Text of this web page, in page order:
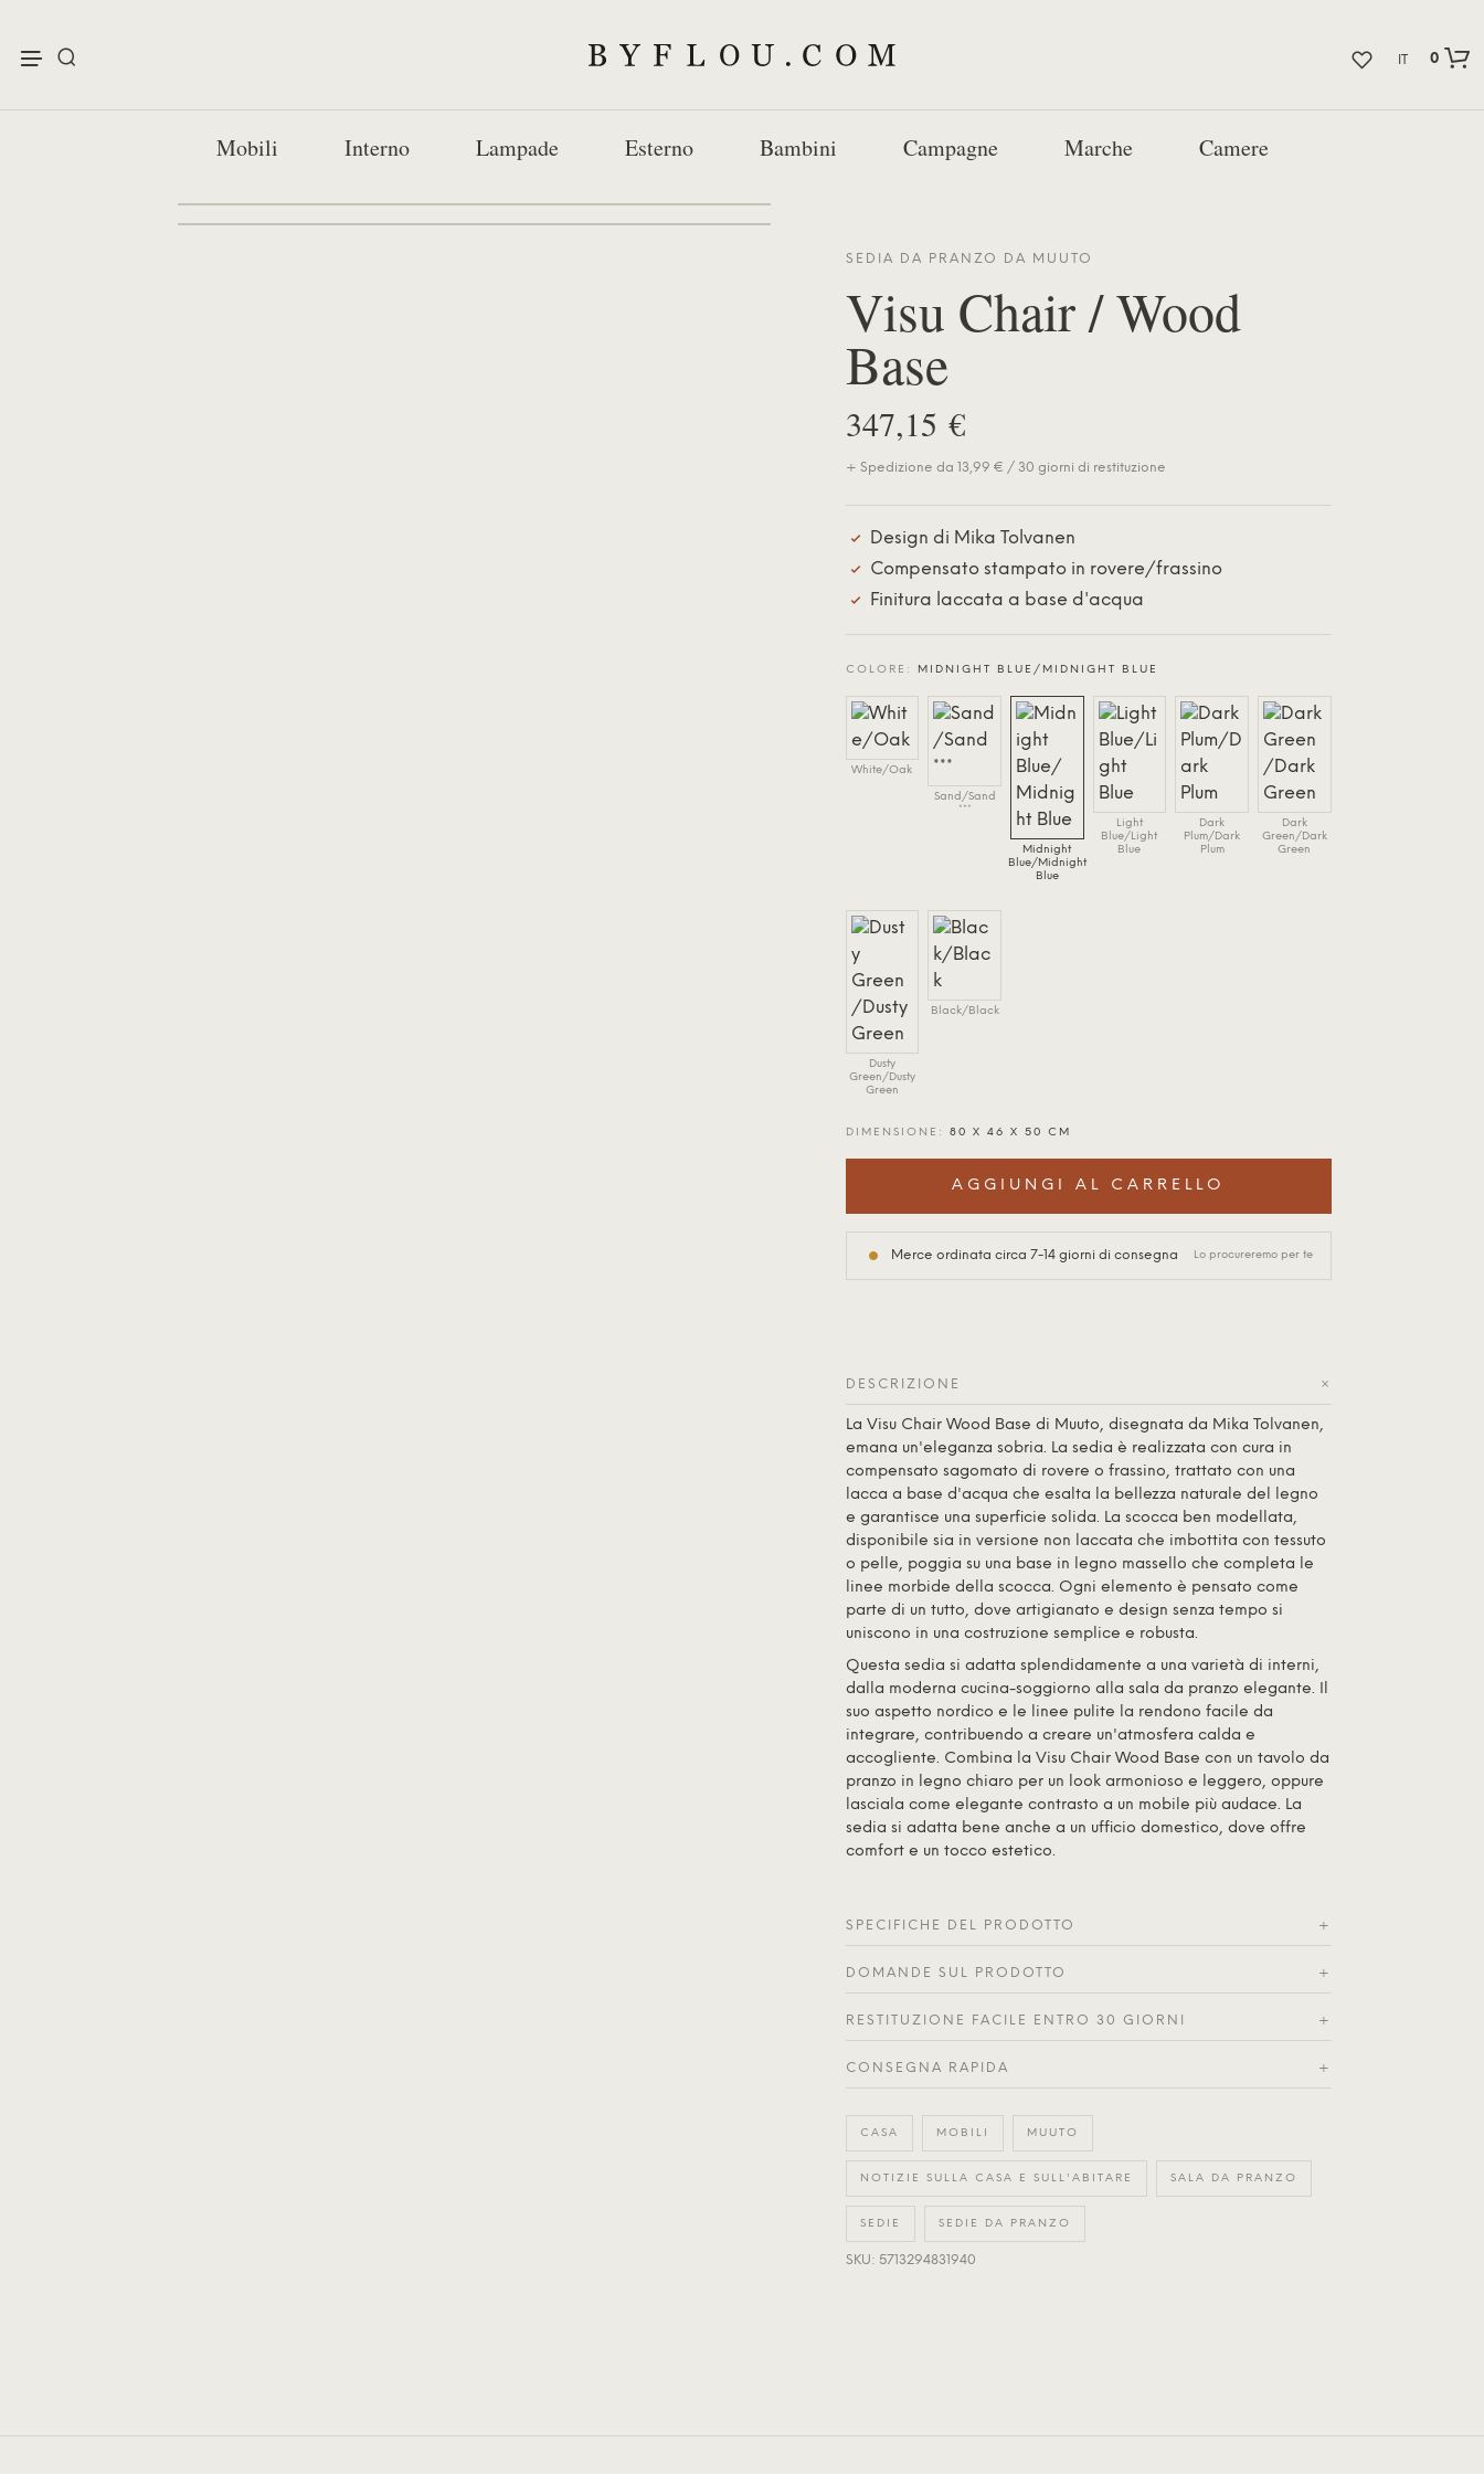
IT
0
Mobili Interno Lampade Esterno Bambini Campagne Marche Camere
SEDIA DA PRANZO DA MUUTO
Visu Chair / Wood
Base
347,15 €
+ Spedizione da 13,99 € / 30 giorni di restituzione
Design di Mika Tolvanen
Compensato stampato in rovere/frassino
Finitura laccata a base d'acqua
COLORE: MIDNIGHT BLUE/MIDNIGHT BLUE
White/Oak
Sand/Sand
***
Midnight
Blue/Midnight
Blue
Light
Blue/Light
Blue
Dark
Plum/Dark
Plum
Dark
Green/Dark
Green
Dusty
Green/Dusty
Green
Black/Black
DIMENSIONE: 80 X 46 X 50 CM
AGGIUNGI AL CARRELLO
Merce ordinata circa 7-14 giorni di consegna Lo procureremo per te
DESCRIZIONE +
La Visu Chair Wood Base di Muuto, disegnata da Mika Tolvanen,
emana un'eleganza sobria. La sedia è realizzata con cura in
compensato sagomato di rovere o frassino, trattato con una
lacca a base d'acqua che esalta la bellezza naturale del legno
e garantisce una superficie solida. La scocca ben modellata,
disponibile sia in versione non laccata che imbottita con tessuto
o pelle, poggia su una base in legno massello che completa le
linee morbide della scocca. Ogni elemento è pensato come
parte di un tutto, dove artigianato e design senza tempo si
uniscono in una costruzione semplice e robusta.
Questa sedia si adatta splendidamente a una varietà di interni,
dalla moderna cucina-soggiorno alla sala da pranzo elegante. Il
suo aspetto nordico e le linee pulite la rendono facile da
integrare, contribuendo a creare un'atmosfera calda e
accogliente. Combina la Visu Chair Wood Base con un tavolo da
pranzo in legno chiaro per un look armonioso e leggero, oppure
lasciala come elegante contrasto a un mobile più audace. La
sedia si adatta bene anche a un ufficio domestico, dove offre
comfort e un tocco estetico.
SPECIFICHE DEL PRODOTTO +
DOMANDE SUL PRODOTTO +
RESTITUZIONE FACILE ENTRO 30 GIORNI +
CONSEGNA RAPIDA +
CASA MOBILI MUUTO
NOTIZIE SULLA CASA E SULL'ABITARE SALA DA PRANZO
SEDIE SEDIE DA PRANZO
SKU: 5713294831940